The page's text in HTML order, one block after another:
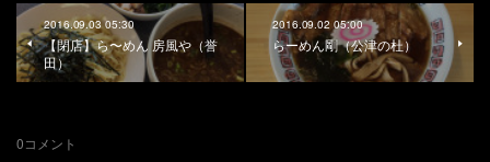
2016.09.03 05:30
【閉店】ら〜めん 房風や（誉
田）
2016.09.02 05:00
らーめん剛（公津の杜）
0コメント